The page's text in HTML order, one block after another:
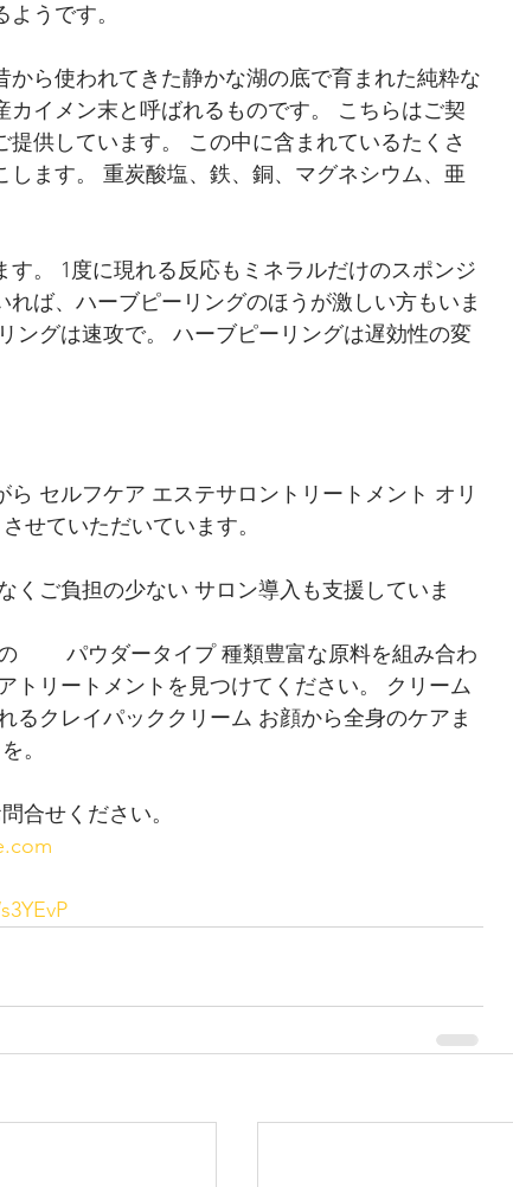
うです。
ら使われてきた静かな湖の底で育まれた純粋な
イメン末と呼ばれるものです。 こちらはご契
供しています。 この中に含まれているたくさ
ます。 重炭酸塩、鉄、銅、マグネシウム、亜
。 1度に現れる反応もミネラルだけのスポンジ
ば、ハーブピーリングのほうが激しい方もいま
ングは速攻で。 ハーブピーリングは遅効性の変
セルフケア エステサロントリートメント オリ
せていただいています。
くご負担の少ない サロン導入も支援していま
　　パウダータイプ 種類豊富な原料を組み合わ
トリートメントを見つけてください。 クリーム
るクレイパッククリーム お顔から全身のケアま
。
合せください。